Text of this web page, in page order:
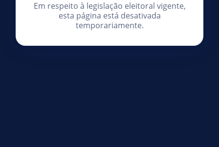
Em respeito à legislação eleitoral vigente,
esta página está desativada
temporariamente.